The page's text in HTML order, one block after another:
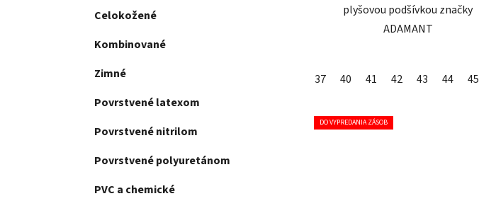
Celokožené
Kombinované
Zimné
Povrstvené latexom
Povrstvené nitrilom
Povrstvené polyuretánom
PVC a chemické
plyšovou podšívkou značky
ADAMANT
37 40 41 42 43 44 45
DO VYPREDANIA ZÁSOB